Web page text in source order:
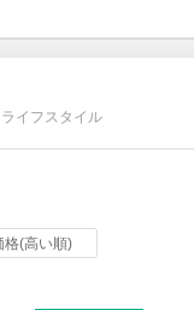
ライフスタイル
格(高い順)